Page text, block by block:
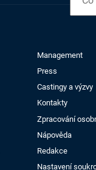
Management
Press
Castingy a výzvy
Kontakty
Zpracování
Nápověda
Redakce
Nastavení